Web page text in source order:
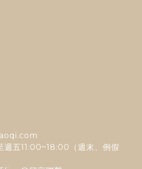
週五11:00~18:00（週末、例假